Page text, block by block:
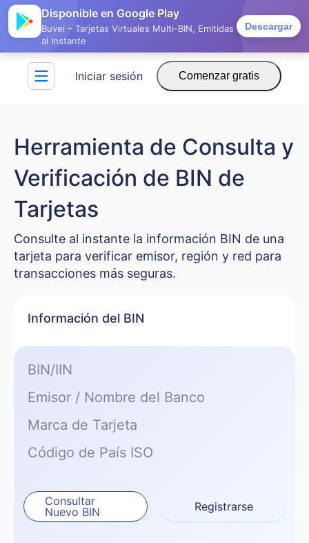
Disponible en Google Play
Buvei – Tarjetas Virtuales Multi-BIN, Emitidas
al Instante
Descargar
Iniciar sesión Comenzar gratis
Herramienta de Consulta y
Verificación de BIN de
Tarjetas
Consulte al instante la información BIN de una
tarjeta para verificar emisor, región y red para
transacciones más seguras.
Información del BIN
BIN/IIN
Emisor / Nombre del Banco
Marca de Tarjeta
Código de País ISO
Consultar
Nuevo BIN
Registrarse